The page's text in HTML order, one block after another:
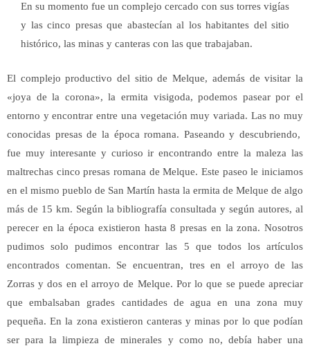
En su momento fue un complejo cercado con sus torres vigías
y las cinco presas que abastecían al los habitantes del sitio
histórico, las minas y canteras con las que trabajaban.
El complejo productivo del sitio de Melque, además de visitar la
«joya de la corona», la ermita visigoda, podemos pasear por el
entorno y encontrar entre una vegetación muy variada. Las no muy
conocidas presas de la época romana. Paseando y descubriendo,
fue muy interesante y curioso ir encontrando entre la maleza las
maltrechas cinco presas romana de Melque. Este paseo le iniciamos
en el mismo pueblo de San Martín hasta la ermita de Melque de algo
más de 15 km. Según la bibliografía consultada y según autores, al
perecer en la época existieron hasta 8 presas en la zona. Nosotros
pudimos solo pudimos encontrar las 5 que todos los artículos
encontrados comentan. Se encuentran, tres en el arroyo de las
Zorras y dos en el arroyo de Melque. Por lo que se puede apreciar
que embalsaban grades cantidades de agua en una zona muy
pequeña. En la zona existieron canteras y minas por lo que podían
ser para la limpieza de minerales y como no, debía haber una